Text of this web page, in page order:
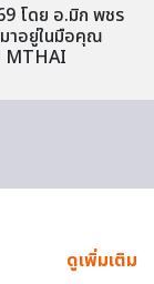
โดย อ.มิก พชร
าอยู่ในมือคุณ
MTHAI
ดูเพิ่มเติม